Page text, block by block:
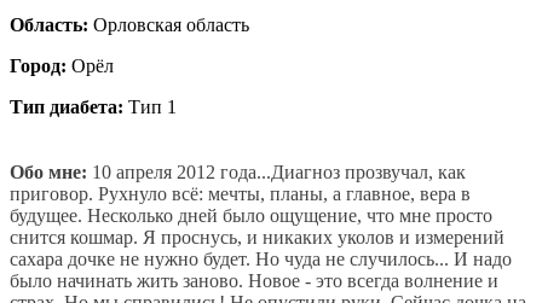
Область: Орловская область
Город: Орёл
Тип диабета: Тип 1
Обо мне: 10 апреля 2012 года...Диагноз прозвучал, как
приговор. Рухнуло всё: мечты, планы, а главное, вера в
будущее. Несколько дней было ощущение, что мне просто
снится кошмар. Я проснусь, и никаких уколов и измерений
сахара дочке не нужно будет. Но чуда не случилось... И надо
было начинать жить заново. Новое - это всегда волнение и